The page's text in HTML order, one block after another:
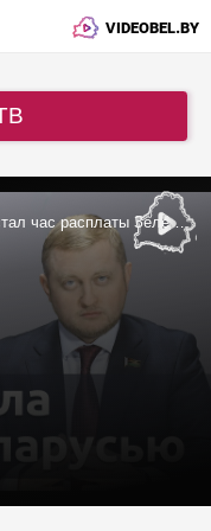
VIDEOBEL.BY
Кто приказал Литве открыть границу? | Настал час расплаты Зеленского? | Про рост доходов белорусов и экономику в период санкций